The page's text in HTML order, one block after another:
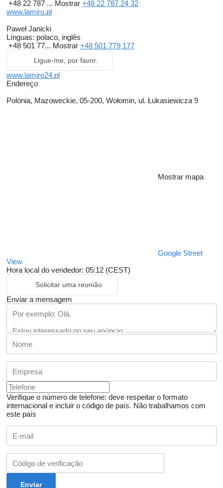
+48 22 787 ... Mostrar +48 22 787 24 32
www.lamiro.pl
Paweł Janicki
Línguas: polaco, inglês
+48 501 77... Mostrar +48 501 779 177
Ligue-me, por favor.
www.lamiro24.pl
Endereço
Polónia, Mazoweckie, 05-200, Wołomin, ul. Łukasiewicza 9
Mostrar mapa
Google Street
View
Hora local do vendedor: 05:12 (CEST)
Solicitar uma reunião
Enviar a mensagem
Verifique o número de telefone: deve respeitar o formato
internacional e incluir o código de país. Não trabalhamos com
este país